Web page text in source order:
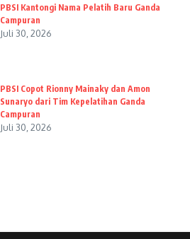
PBSI Kantongi Nama Pelatih Baru Ganda
Campuran
Juli 30, 2026
PBSI Copot Rionny Mainaky dan Amon
Sunaryo dari Tim Kepelatihan Ganda
Campuran
Juli 30, 2026